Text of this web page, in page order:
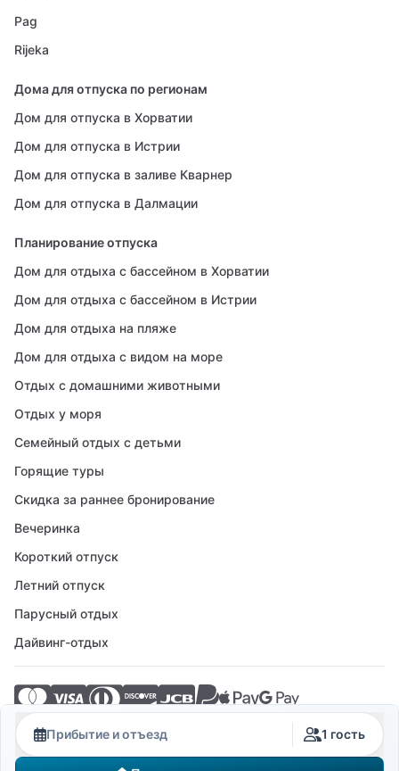
Прибытие и отъезд 1 гость
Pag
Rijeka
Дома для отпуска по регионам
Дом для отпуска в Хорватии
Дом для отпуска в Истрии
Дом для отпуска в заливе Кварнер
Дом для отпуска в Далмации
Планирование отпуска
Дом для отдыха с бассейном в Хорватии
Дом для отдыха с бассейном в Истрии
Дом для отдыха на пляже
Дом для отдыха с видом на море
Отдых с домашними животными
Отдых у моря
Семейный отдых с детьми
Горящие туры
Скидка за раннее бронирование
Вечеринка
Короткий отпуск
Летний отпуск
Парусный отдых
Дайвинг-отдых
© 2026 Crovillas GmbH